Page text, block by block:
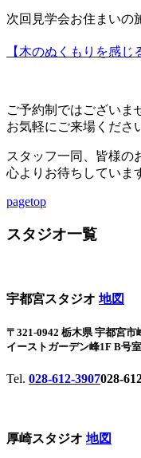
次回見学会お住まいの
【木のぬくもりを感じ
ご予約制ではございま
お気軽にご来場くださ
スタッフ一同、皆様の
心よりお待ちしていま
pagetop
スタジオ一覧
宇都宮スタジオ 地図
〒321-0942 栃木県 宇都宮市
イーストガーデン峰1F B号室
Tel. 028-612-3907028-
厚崎スタジオ 地図